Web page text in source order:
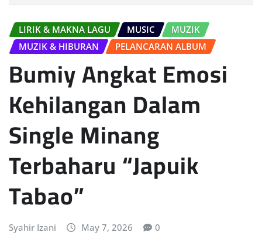
LIRIK & MAKNA LAGU MUSIC
MUZIK
MUZIK & HIBURAN
PELANCARAN ALBUM
Bumiy Angkat Emosi
Kehilangan Dalam
Single Minang
Terbaharu “Japuik
Tabao”
Syahir Izani May 7, 2026 0